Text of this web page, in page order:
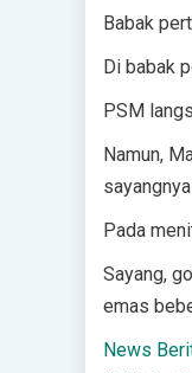
Babak
Di babak
PSM
Namun,
Pada
Sayang,
emas
News